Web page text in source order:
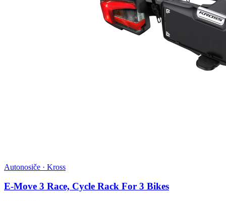
Autonosiče · Kross
E-Move 3 Race, Cycle Rack For 3 Bikes